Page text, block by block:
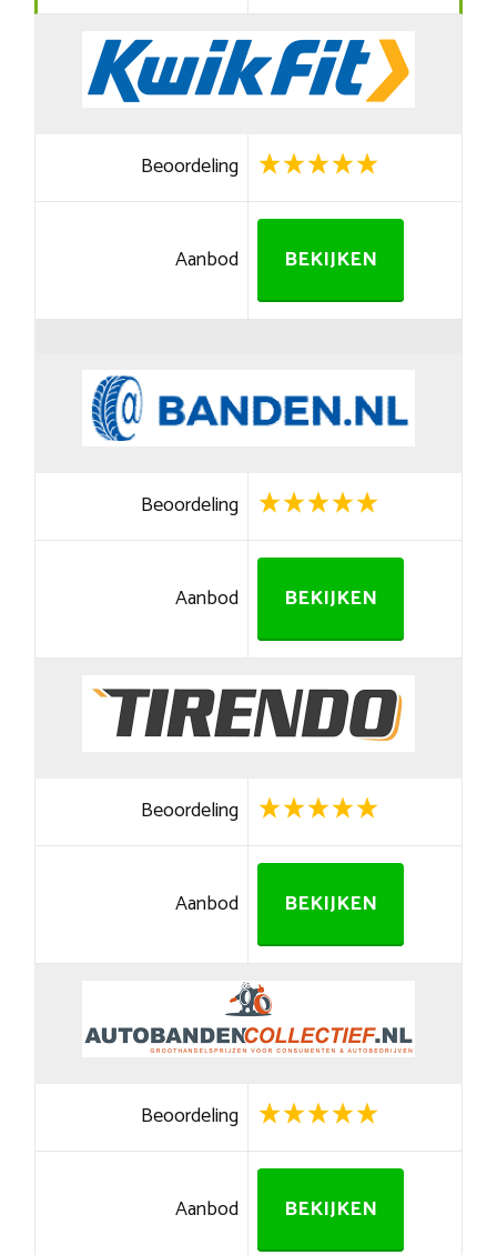
Beoordeling
Aanbod BEKIJKEN
Beoordeling
Aanbod BEKIJKEN
Beoordeling
Aanbod BEKIJKEN
Beoordeling
Aanbod BEKIJKEN